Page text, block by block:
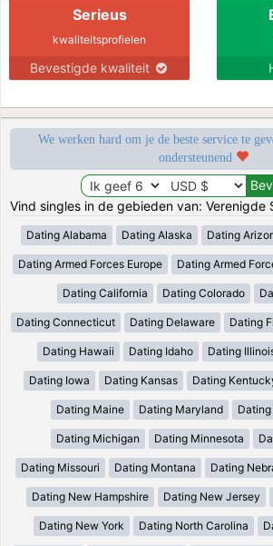
Serieus
kwaliteitsprofielen
Bevestigde kwaliteit
We werken hard om je de beste service te
ondersteunend
Vind singles in de gebieden van: Verenigde
Dating Alabama Dating Alaska Dating
Dating Armed Forces Europe Dating Armed
Dating California Dating Colorado
Dating Connecticut Dating Delaware Dating
Dating Hawaii Dating Idaho Dating
Dating Iowa Dating Kansas Dating
Dating Maine Dating Maryland
Dating Michigan Dating Minnesota
Dating Missouri Dating Montana Dating
Dating New Hampshire Dating New Jersey
Dating New York Dating North Carolina